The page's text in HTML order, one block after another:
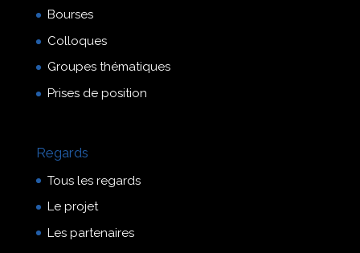
Bourses
Colloques
Groupes thématiques
Prises de position
Regards
Tous les regards
Le projet
Les partenaires